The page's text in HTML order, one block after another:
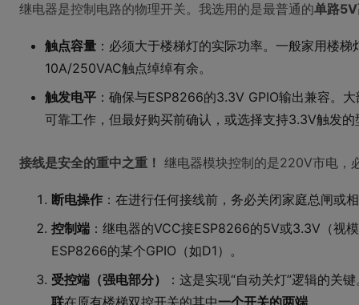
继电器是控制电路的物理开关。我选用的是最普通的单路
触点容量 ：必须大于楼梯灯的实际功率。一般家用楼
10A/250VAC触点绰绰有余。
触发电平 ：确保与ESP8266的3.3V GPIO输出兼容。
可靠工作，但最好购买前确认，或选择支持3.3V触发的
接线是安全的重中之重！ 继电器模块控制的是220V市电，
断电操作 ：在进行任何接线前，务必关闭家庭总闸或
控制端 ：继电器的VCC接ESP8266的5V或3.3V（视
ESP8266的某个GPIO（如D1）。
受控端（强电部分）
：这是实现“自动关灯”逻辑的关
联在原有楼梯双控开关的其中一个开关的两端。